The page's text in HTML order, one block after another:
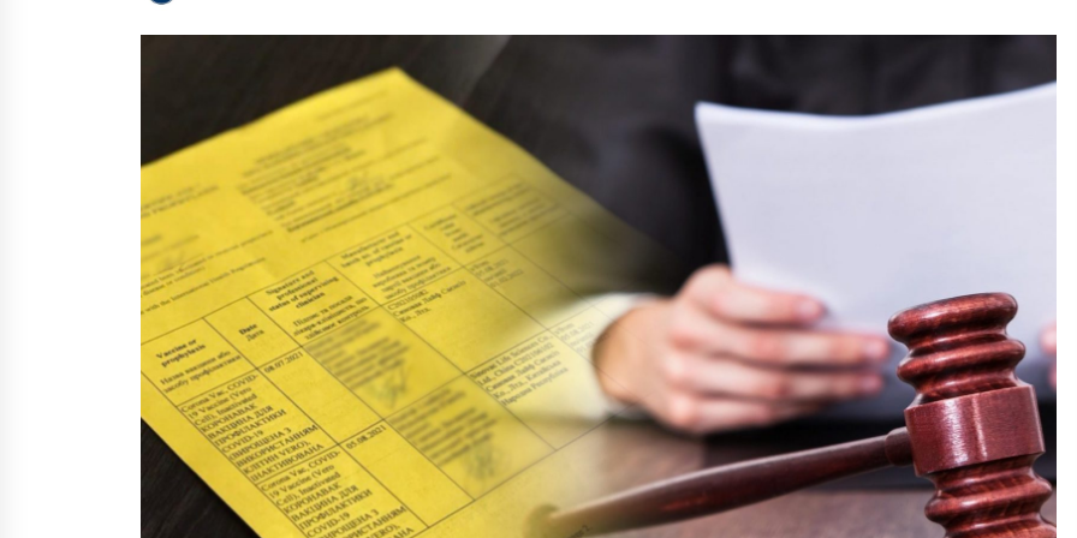
Винник «закликав до миру» в
російському відеокліпі (відео)
7 років ago 6 років ago
У Києві автохам на позашляховику
намагався заїхати на новий міст
7 років ago